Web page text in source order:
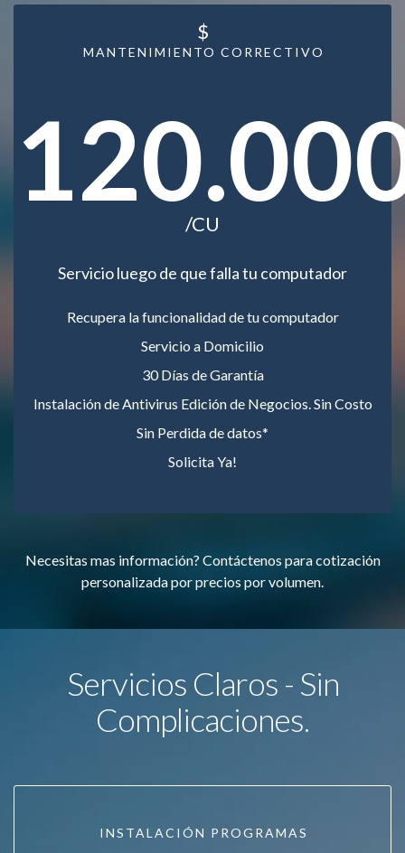
MANTENIMIENTO CORRECTIVO
$
/CU
Servicio luego de que falla tu computador
Recupera la funcionalidad de tu computador
Servicio a Domicilio
30 Días de Garantía
Instalación de Antivirus Edición de Negocios. Sin Costo
Sin Perdida de datos*
Solicita Ya!
Necesitas mas información? Contáctenos para cotización
personalizada por precios por volumen.
Servicios Claros - Sin
Complicaciones.
INSTALACIÓN PROGRAMAS